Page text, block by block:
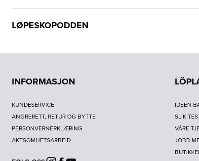
LØPESKOPODDEN
INFORMASJON
KUNDESERVICE
ANGRERETT, RETUR OG BYTTE
PERSONVERNERKLÆRING
AKTSOMHETSARBEID
IDEEN
SLIK
VÅRE
JOBB